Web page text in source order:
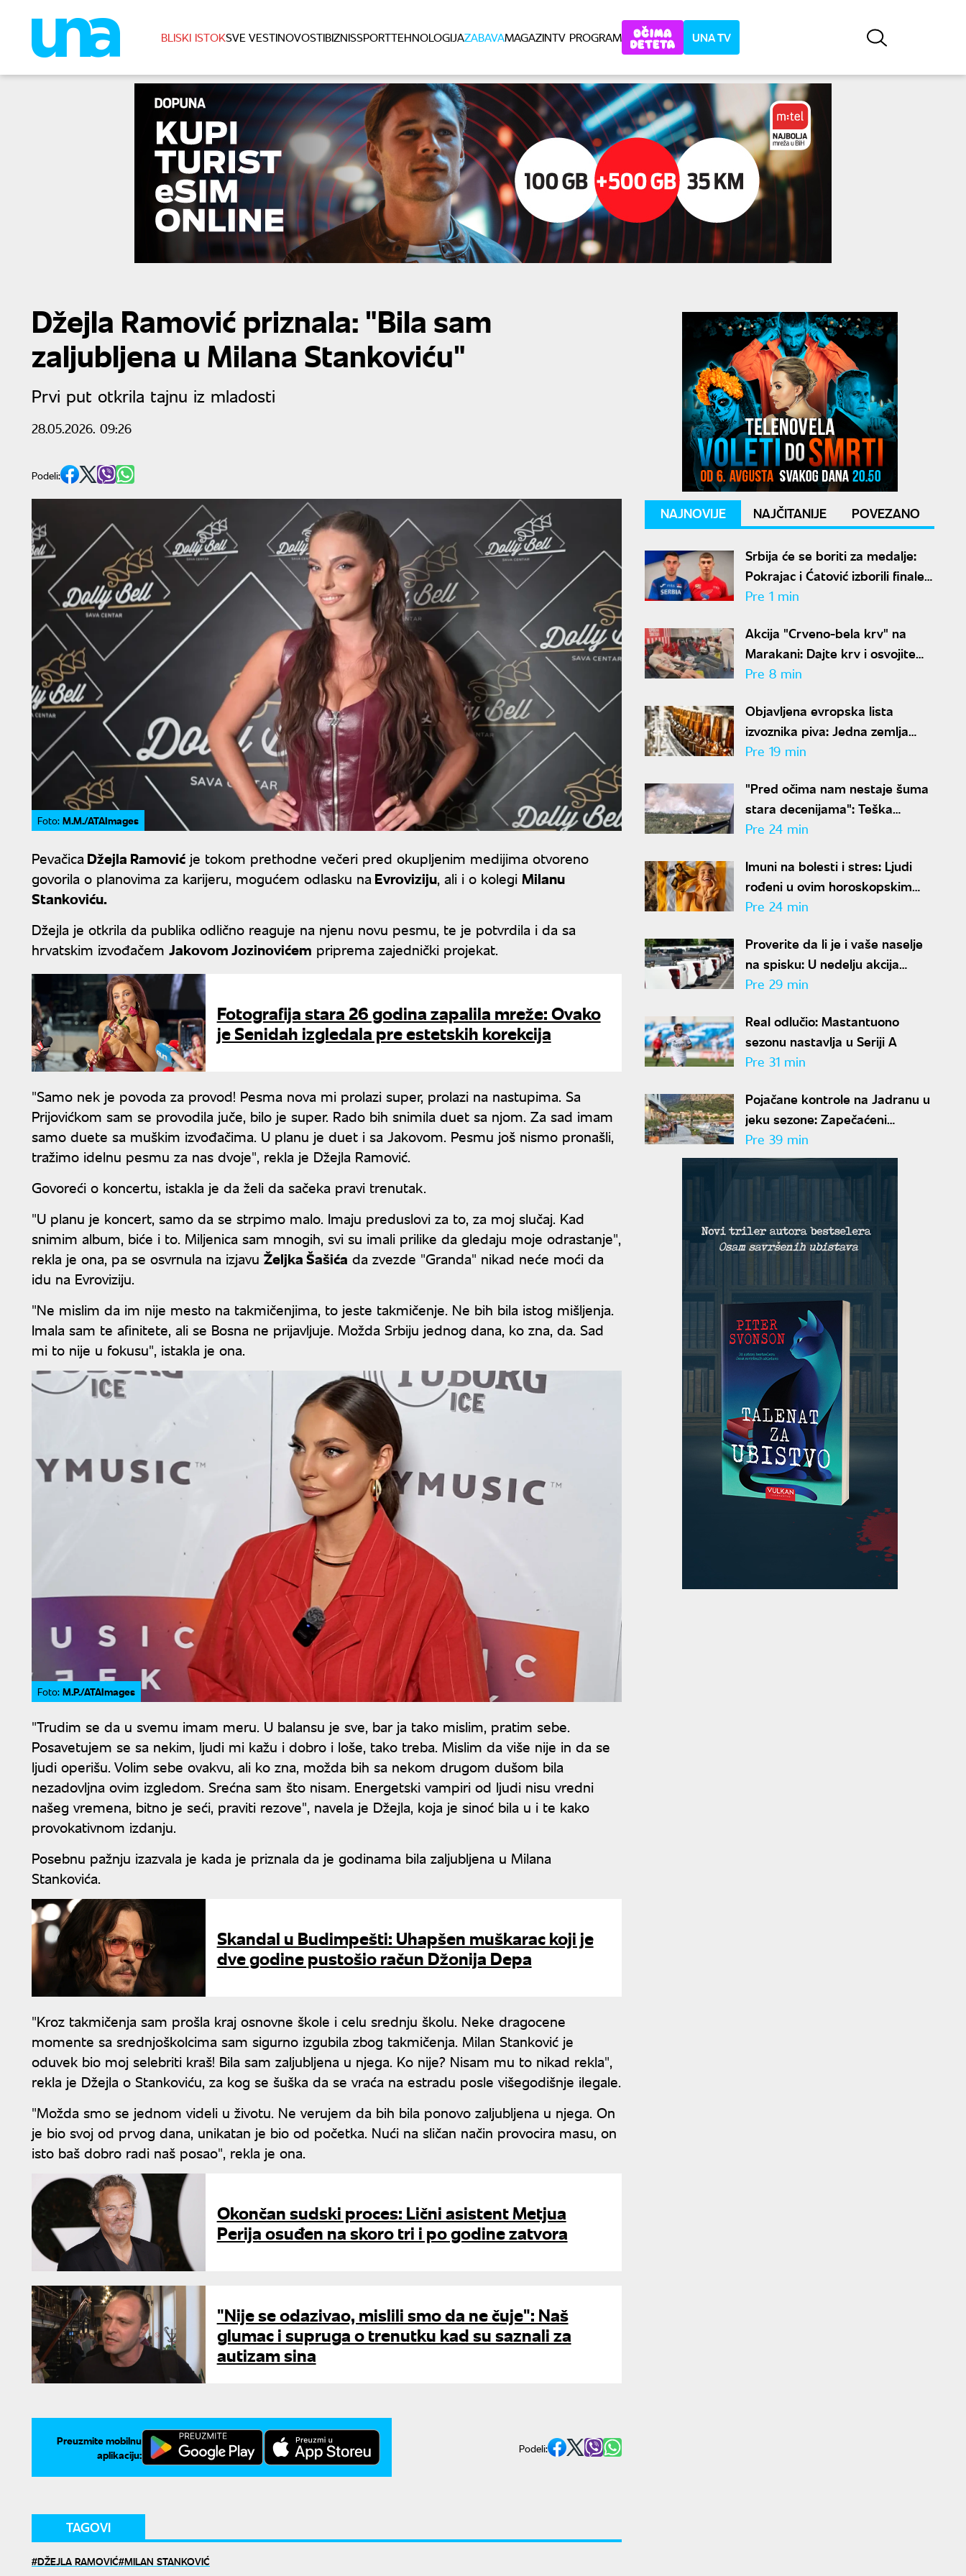
BLISKI ISTOKSVE VESTINOVOSTIBIZNISSPORTTEHNOLOGIJAZABAVAMAGAZINTV PROGRAM UNA TV
Džejla Ramović priznala: "Bila sam
zaljubljena u Milana Stankoviću"
Prvi put otkrila tajnu iz mladosti
28.05.2026. 09:26
Podeli:
Foto: M.M./ATAImages
Pevačica Džejla Ramović je tokom prethodne večeri pred okupljenim medijima otvoreno
govorila o planovima za karijeru, mogućem odlasku na Evroviziju, ali i o kolegi Milanu
Stankoviću.
Džejla je otkrila da publika odlično reaguje na njenu novu pesmu, te je potvrdila i da sa
hrvatskim izvođačem Jakovom Jozinovićem priprema zajednički projekat.
Fotografija stara 26 godina zapalila mreže: Ovako
je Senidah izgledala pre estetskih korekcija
"Samo nek je povoda za provod! Pesma nova mi prolazi super, prolazi na nastupima. Sa
Prijovićkom sam se provodila juče, bilo je super. Rado bih snimila duet sa njom. Za sad imam
samo duete sa muškim izvođačima. U planu je duet i sa Jakovom. Pesmu još nismo pronašli,
tražimo idelnu pesmu za nas dvoje", rekla je Džejla Ramović.
Govoreći o koncertu, istakla je da želi da sačeka pravi trenutak.
"U planu je koncert, samo da se strpimo malo. Imaju preduslovi za to, za moj slučaj. Kad
snimim album, biće i to. Miljenica sam mnogih, svi su imali prilike da gledaju moje odrastanje",
rekla je ona, pa se osvrnula na izjavu Željka Šašića da zvezde "Granda" nikad neće moći da
idu na Evroviziju.
"Ne mislim da im nije mesto na takmičenjima, to jeste takmičenje. Ne bih bila istog mišljenja.
Imala sam te afinitete, ali se Bosna ne prijavljuje. Možda Srbiju jednog dana, ko zna, da. Sad
mi to nije u fokusu", istakla je ona.
Foto: M.P./ATAImages
"Trudim se da u svemu imam meru. U balansu je sve, bar ja tako mislim, pratim sebe.
Posavetujem se sa nekim, ljudi mi kažu i dobro i loše, tako treba. Mislim da više nije in da se
ljudi operišu. Volim sebe ovakvu, ali ko zna, možda bih sa nekom drugom dušom bila
nezadovljna ovim izgledom. Srećna sam što nisam. Energetski vampiri od ljudi nisu vredni
našeg vremena, bitno je seći, praviti rezove", navela je Džejla, koja je sinoć bila u i te kako
provokativnom izdanju.
Posebnu pažnju izazvala je kada je priznala da je godinama bila zaljubljena u Milana
Stankovića.
Skandal u Budimpešti: Uhapšen muškarac koji je
dve godine pustošio račun Džonija Depa
"Kroz takmičenja sam prošla kraj osnovne škole i celu srednju školu. Neke dragocene
momente sa srednjoškolcima sam sigurno izgubila zbog takmičenja. Milan Stanković je
oduvek bio moj selebriti kraš! Bila sam zaljubljena u njega. Ko nije? Nisam mu to nikad rekla",
rekla je Džejla o Stankoviću, za kog se šuška da se vraća na estradu posle višegodišnje ilegale.
"Možda smo se jednom videli u životu. Ne verujem da bih bila ponovo zaljubljena u njega. On
je bio svoj od prvog dana, unikatan je bio od početka. Nući na sličan način provocira masu, on
isto baš dobro radi naš posao", rekla je ona.
Okončan sudski proces: Lični asistent Metjua
Perija osuđen na skoro tri i po godine zatvora
"Nije se odazivao, mislili smo da ne čuje": Naš
glumac i supruga o trenutku kad su saznali za
autizam sina
Preuzmite mobilnu
aplikaciju:
Podeli:
TAGOVI
DŽEJLA RAMOVIĆ MILAN STANKOVIĆ
NAJNOVIJE NAJČITANIJE POVEZANO
Srbija će se boriti za medalje:
Pokrajac i Ćatović izborili finale
Svetskog prvenstva u Judžinu
Pre 1 min
Akcija "Crveno-bela krv" na
Marakani: Dajte krv i osvojite
kartu za Ligu šampiona
Pre 8 min
Objavljena evropska lista
izvoznika piva: Jedna zemlja
ubedljivo prednjači
Pre 19 min
"Pred očima nam nestaje šuma
stara decenijama": Teška
situacija sa požarima širom
Pre 24 min
Imuni na bolesti i stres: Ljudi
rođeni u ovim horoskopskim
znakovima imaju čelično
potpuno izdvaja
Pre 24 min
Proverite da li je i vaše naselje
na spisku: U nedelju akcija
suzbijanja komaraca u
Pre 29 min
Real odlučio: Mastantuono
sezonu nastavlja u Seriji A
Pre 31 min
Pojačane kontrole na Jadranu u
jeku sezone: Zapečaćeni
apartmani, oduzeta velika suma
novca
Pre 39 min